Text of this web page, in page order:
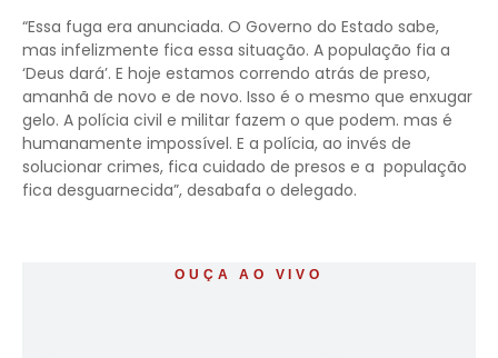
“Essa fuga era anunciada. O Governo do Estado sabe,
mas infelizmente fica essa situação. A população fia a
‘Deus dará’. E hoje estamos correndo atrás de preso,
amanhã de novo e de novo. Isso é o mesmo que enxugar
gelo. A polícia civil e militar fazem o que podem. mas é
humanamente impossível. E a polícia, ao invés de
solucionar crimes, fica cuidado de presos e a população
fica desguarnecida”, desabafa o delegado.
OUÇA AO VIVO